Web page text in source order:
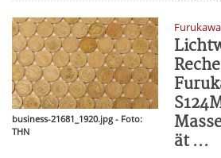
business-21681_1920.jpg - Foto:
THN
ät ...